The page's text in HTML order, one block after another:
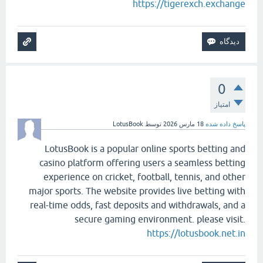
https://tigerexch.exchange
0
امتیاز
پاسخ داده شده 18 مارس 2026 توسط LotusBook
LotusBook is a popular online sports betting and
casino platform offering users a seamless betting
experience on cricket, football, tennis, and other
major sports. The website provides live betting with
real-time odds, fast deposits and withdrawals, and a
secure gaming environment. please visit.
https://lotusbook.net.in